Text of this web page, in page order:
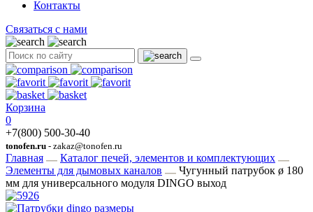
Контакты
Связаться с нами
Корзина
0
+7(800) 500-30-40
tonofen.ru - zakaz@tonofen.ru
Главная
Каталог печей, элементов и комплектующих
Элементы для дымовых каналов
Чугунный патрубок ø 180
мм для универсального модуля DINGO выход